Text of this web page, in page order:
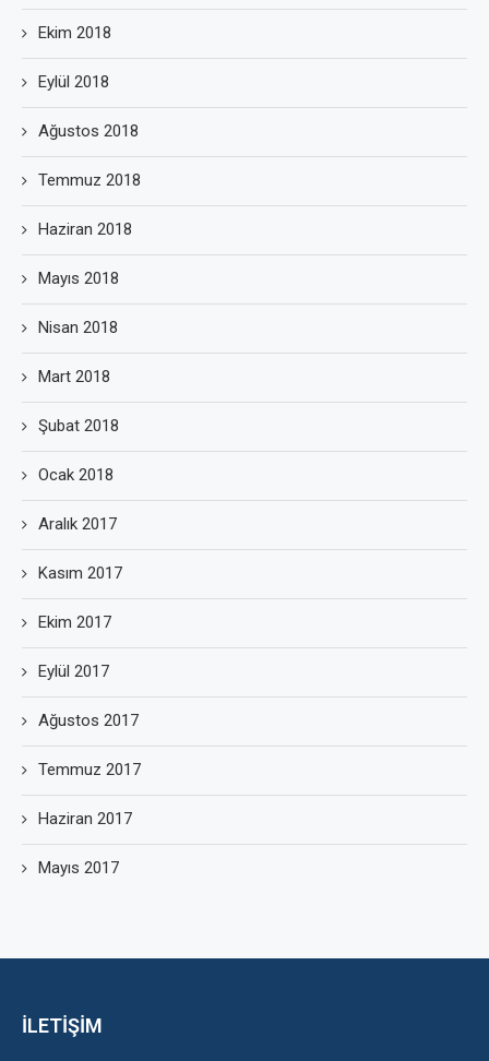
Ekim 2018
Eylül 2018
Ağustos 2018
Temmuz 2018
Haziran 2018
Mayıs 2018
Nisan 2018
Mart 2018
Şubat 2018
Ocak 2018
Aralık 2017
Kasım 2017
Ekim 2017
Eylül 2017
Ağustos 2017
Temmuz 2017
Haziran 2017
Mayıs 2017
İLETİŞİM